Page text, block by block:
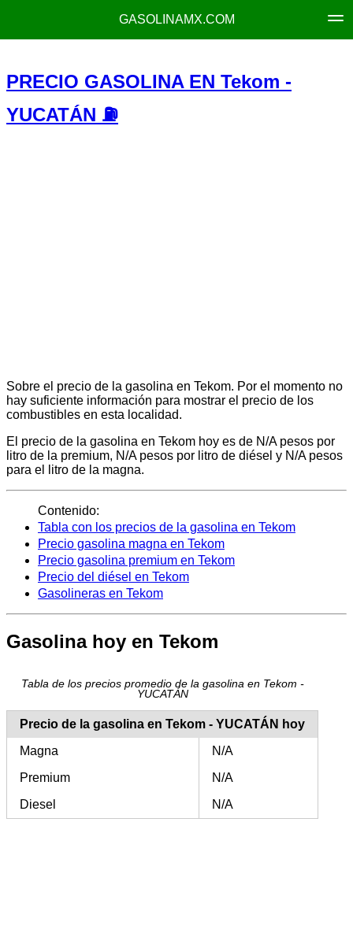
GASOLINAMX.COM
PRECIO GASOLINA EN Tekom -
YUCATÁN ⛽
Sobre el precio de la gasolina en Tekom. Por el momento no
hay suficiente información para mostrar el precio de los
combustibles en esta localidad.
El precio de la gasolina en Tekom hoy es de N/A pesos por
litro de la premium, N/A pesos por litro de diésel y N/A pesos
para el litro de la magna.
Contenido:
Tabla con los precios de la gasolina en Tekom
Precio gasolina magna en Tekom
Precio gasolina premium en Tekom
Precio del diésel en Tekom
Gasolineras en Tekom
Gasolina hoy en Tekom
Tabla de los precios promedio de la gasolina en Tekom -
YUCATÁN
Precio de la gasolina en Tekom - YUCATÁN hoy
Magna
N/A
Premium
N/A
Diesel
N/A